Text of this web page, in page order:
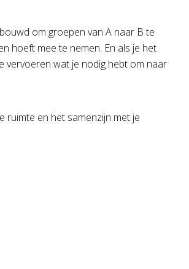
om groepen van A naar B te
hoeft mee te nemen. En als je het
vervoeren wat je nodig hebt om naar
ruimte en het samenzijn met je